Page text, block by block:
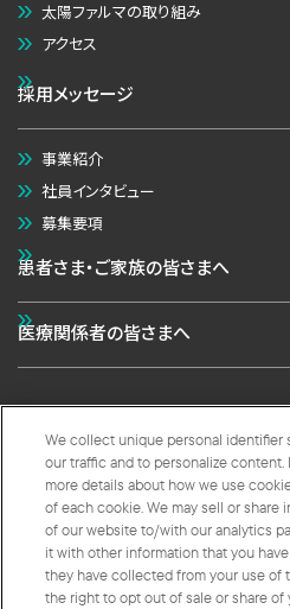
太陽ファルマの取り組み
アクセス
採用メッセージ
事業紹介
社員インタビュー
募集要項
患者さま・ご家族の皆さまへ
医療関係者の皆さまへ
個人情報の取扱いについて
クッキープリ
Copyright © 太陽ファルマ株式
We collect unique personal identifier
our traffic and to personalize content.
more details about how we use
of each cookie. We may sell or share
of our website to/with our analytics
it with other information that you
they have collected from your use of
the right to opt out of sale or share